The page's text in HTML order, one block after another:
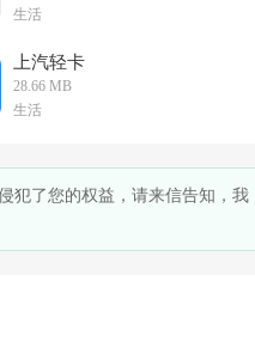
生活
上汽轻卡
28.66 MB
生活
犯了您的权益，请来信告知，我